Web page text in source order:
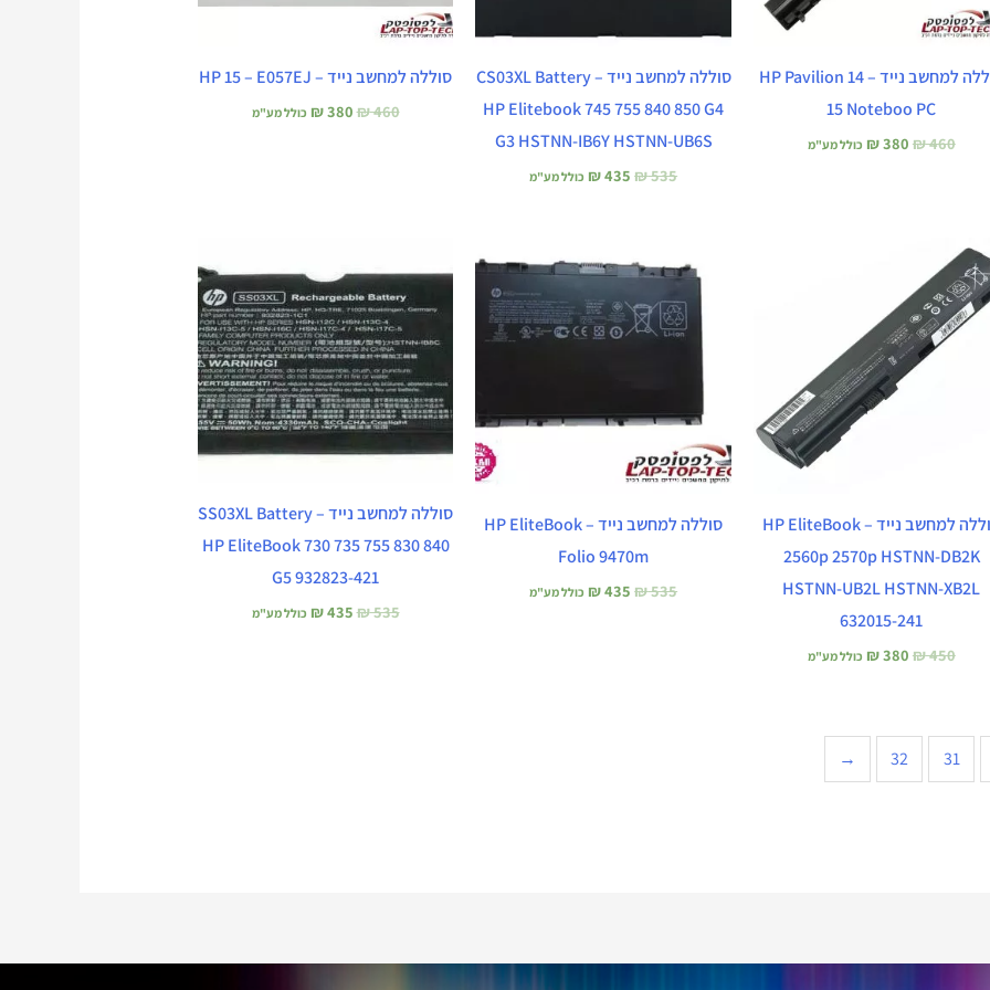
סוללה למחשב נייד – HP Pavilion 14
15 Noteboo PC
₪460
₪380 כולל מע"מ
סוללה למחשב נייד – CS03XL Battery
HP Elitebook 745 755 840 850 G4
G3 HSTNN-IB6Y HSTNN-UB6S
₪535
₪435 כולל מע"מ
סוללה למחשב נייד – HP 15 – E057EJ
₪460
₪380 כולל מע"מ
סוללה למחשב נייד – HP EliteBook
2560p 2570p HSTNN-DB2K
HSTNN-UB2L HSTNN-XB2L
632015-241
₪450
₪ 450.
₪380 כולל מע"מ
סוללה למחשב נייד – HP EliteBook
Folio 9470m
₪535
המקורי
₪ 535.
₪435
הנוכחי
₪ 435.
כולל מע"מ
סוללה למחשב נייד – SS03XL Battery
HP EliteBook 730 735 755 830 840
G5 932823-421
₪535
היה:
₪ 535.
₪435
הוא:
₪ 435.
כולל מע"מ
31
32
←